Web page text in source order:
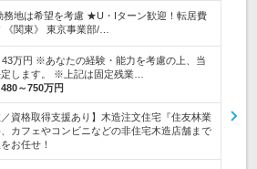
地は希望を考慮 ★U・Iターン歓迎！転居費
《関東》 東京事業部/…
43万円 ※あなたの経験・能力を考慮の上、当
します。 ※上記は固定残業…
480～750万円
／資格取得支援あり】木造注文住宅『住友林業
カフェやコンビニなどの非住宅木造店舗まで
お任せ！